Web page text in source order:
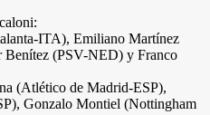
ITA), Emiliano Martínez
(PSV-NED) y Franco
(Atlético de Madrid-ESP),
Gonzalo Montiel (Nottingham